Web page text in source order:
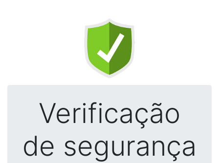
Verificação
de segurança